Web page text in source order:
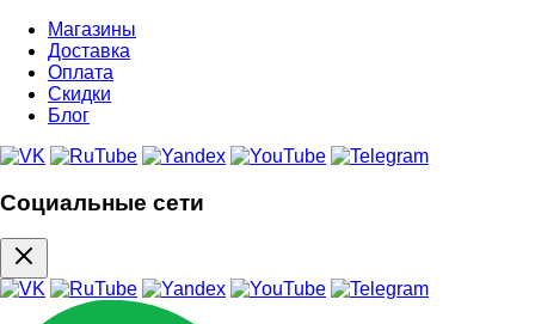
Магазины
Доставка
Оплата
Скидки
Блог
Социальные сети